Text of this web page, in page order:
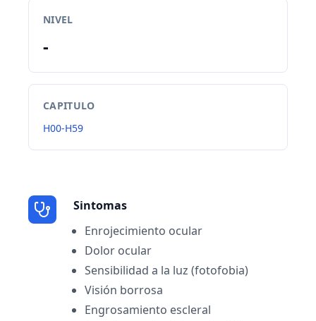
NIVEL
-
CAPITULO
H00-H59
Sintomas
Enrojecimiento ocular
Dolor ocular
Sensibilidad a la luz (fotofobia)
Visión borrosa
Engrosamiento escleral